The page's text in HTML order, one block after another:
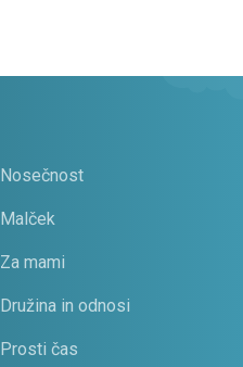
Nosečnost
Malček
Za mami
Družina in odnosi
Prosti čas